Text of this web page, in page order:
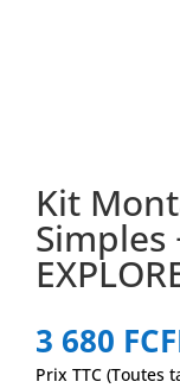
Kit
Simples
3 680
Prix TTC (Toutes